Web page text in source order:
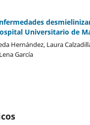
Universitario de
Hernández, Laura
García